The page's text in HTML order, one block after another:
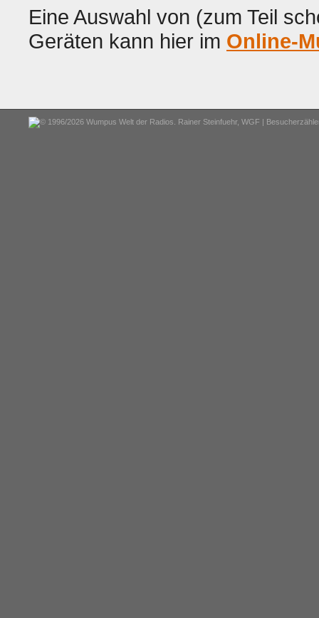
Eine Auswahl von (zum Teil
Geräten kann hier im Online-
© 1996/2026 Wumpus Welt der Radios. Rainer Steinfuehr, WGF |